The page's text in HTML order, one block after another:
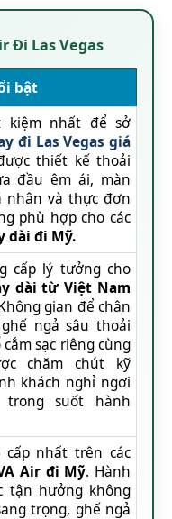
Đi Las Vegas
bật
kiệm nhất để sở
đi Las Vegas giá
thiết kế thoải
đầu êm ái, màn
nhân và thực đơn
phù hợp cho các
dài đi Mỹ.
cấp lý tưởng cho
dài từ Việt Nam
gian để chân
ngả sâu thoải
sạc riêng cùng
chăm chút kỹ
khách nghỉ ngơi
suốt hành
cấp nhất trên các
Air đi Mỹ. Hành
tận hưởng không
trọng, ghế ngả